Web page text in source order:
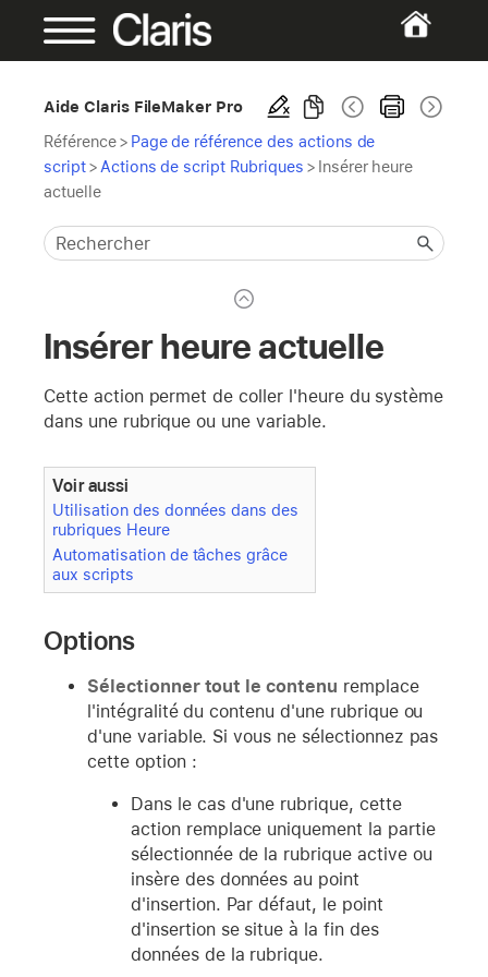
Aide Claris FileMaker Pro
Référence> Page de référence des actions de
script> Actions de script Rubriques > Insérer heure
actuelle
Insérer heure actuelle
Cette action permet de coller l'heure du système
dans une rubrique ou une variable.
Voir aussi
Utilisation des données dans des
rubriques Heure
Automatisation de tâches grâce
aux scripts
Options
Sélectionner tout le contenu remplace
l'intégralité du contenu d'une rubrique ou
d'une variable. Si vous ne sélectionnez pas
cette option :
Dans le cas d'une rubrique, cette
action remplace uniquement la partie
sélectionnée de la rubrique active ou
insère des données au point
d'insertion. Par défaut, le point
d'insertion se situe à la fin des
données de la rubrique.